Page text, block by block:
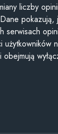
liczby
pokazują,
serwisach
użytkowników